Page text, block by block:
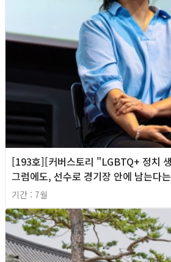
[193호][커버스토리 "LGBTQ+ 정치
그럼에도, 선수로 경기장 안에 남는다
기간 : 7월